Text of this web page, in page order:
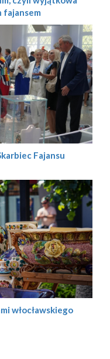
Fajansu
włocławskiego